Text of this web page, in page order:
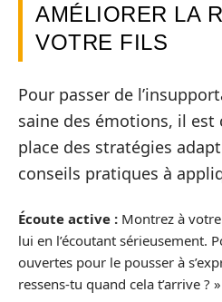
AMÉLIORER LA
VOTRE FILS
Pour passer de
saine des émotions, il
place des stratégies
conseils pratiques à
Écoute active : Montrez à
lui en l’écoutant sérieusement.
ouvertes pour le pousser à
ressens-tu quand cela t’arrive ?